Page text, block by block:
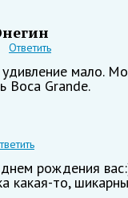
Ответить
мало.
Boca Grande.
рождения
какая-то,